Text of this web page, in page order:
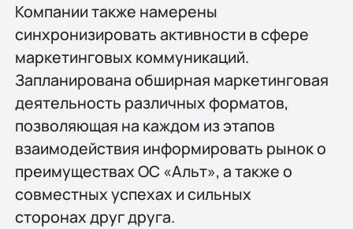
Компании также намерены
синхронизировать активности в сфере
маркетинговых коммуникаций.
Запланирована обширная маркетинговая
деятельность различных форматов,
позволяющая на каждом из этапов
взаимодействия информировать рынок о
преимуществах ОС «Альт», а также о
совместных успехах и сильных
сторонах друг друга.